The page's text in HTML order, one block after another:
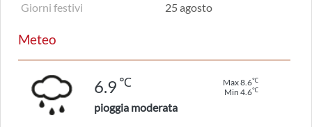
Giorni festivi
25 agosto
Meteo
6.9 ℃ Max 8.6℃
Min 4.6℃
pioggia moderata